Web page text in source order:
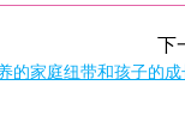
下
的家庭纽带和孩子的成